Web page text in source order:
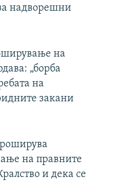
надворешни
на
„борба
на
закани
на правните
и дека се